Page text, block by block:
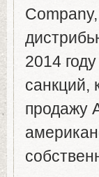
2014
санкций,
продажу